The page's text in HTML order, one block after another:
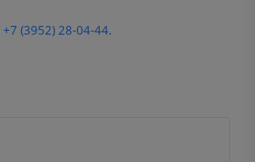
+7 (3952) 28-04-44.